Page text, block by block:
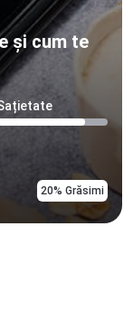
și cum te
20% Grăsimi